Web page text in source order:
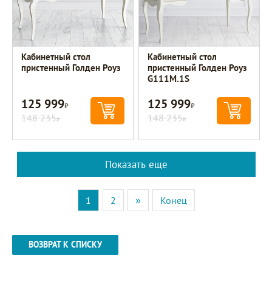
Кабинетный стол
пристенный Голден Роуз
125 999Р
148 235Р
Кабинетный стол
пристенный Голден Роуз
G111M.1S
125 999Р
148 235Р
Показать еще
1 2 » Конец
ВОЗВРАТ К СПИСКУ